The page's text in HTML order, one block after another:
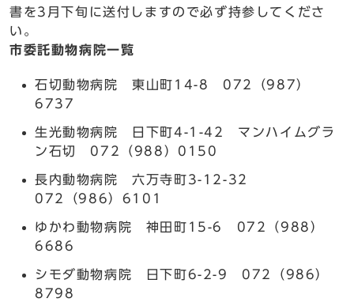
書を3月下旬に送付しますので必ず持参してくださ
い。
市委託動物病院一覧
石切動物病院 東山町14-8 072（987）
6737
生光動物病院 日下町4-1-42 マンハイムグラ
ン石切 072（988）0150
長内動物病院 六万寺町3-12-32
072（986）6101
ゆかわ動物病院 神田町15-6 072（988）
6686
シモダ動物病院 日下町6-2-9 072（986）
8798